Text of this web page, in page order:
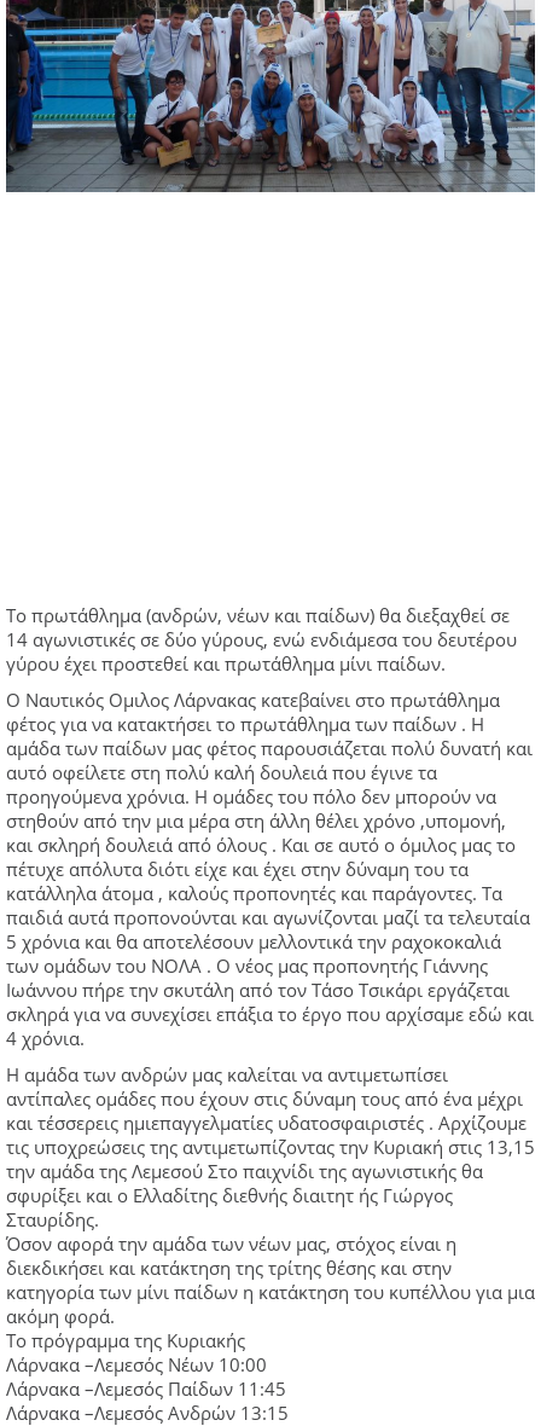
Το πρωτάθλημα (ανδρών, νέων και παίδων) θα διεξαχθεί σε
14 αγωνιστικές σε δύο γύρους, ενώ ενδιάμεσα του δευτέρου
γύρου έχει προστεθεί και πρωτάθλημα μίνι παίδων.
Ο Ναυτικός Ομιλος Λάρνακας κατεβαίνει στο πρωτάθλημα
φέτος για να κατακτήσει το πρωτάθλημα των παίδων . Η
αμάδα των παίδων μας φέτος παρουσιάζεται πολύ δυνατή και
αυτό οφείλετε στη πολύ καλή δουλειά που έγινε τα
προηγούμενα χρόνια. Η ομάδες του πόλο δεν μπορούν να
στηθούν από την μια μέρα στη άλλη θέλει χρόνο ,υπομονή,
και σκληρή δουλειά από όλους . Και σε αυτό ο όμιλος μας το
πέτυχε απόλυτα διότι είχε και έχει στην δύναμη του τα
κατάλληλα άτομα , καλούς προπονητές και παράγοντες. Τα
παιδιά αυτά προπονούνται και αγωνίζονται μαζί τα τελευταία
5 χρόνια και θα αποτελέσουν μελλοντικά την ραχοκοκαλιά
των ομάδων του ΝΟΛΑ . Ο νέος μας προπονητής Γιάννης
Ιωάννου πήρε την σκυτάλη από τον Τάσο Τσικάρι εργάζεται
σκληρά για να συνεχίσει επάξια το έργο που αρχίσαμε εδώ και
4 χρόνια.
Η αμάδα των ανδρών μας καλείται να αντιμετωπίσει
αντίπαλες ομάδες που έχουν στις δύναμη τους από ένα μέχρι
και τέσσερεις ημιεπαγγελματίες υδατοσφαιριστές . Αρχίζουμε
τις υποχρεώσεις της αντιμετωπίζοντας την Κυριακή στις 13,15
την αμάδα της Λεμεσού Στο παιχνίδι της αγωνιστικής θα
σφυρίξει και ο Ελλαδίτης διεθνής διαιτητ ής Γιώργος
Σταυρίδης.
Όσον αφορά την αμάδα των νέων μας, στόχος είναι η
διεκδικήσει και κατάκτηση της τρίτης θέσης και στην
κατηγορία των μίνι παίδων η κατάκτηση του κυπέλλου για μια
ακόμη φορά.
Το πρόγραμμα της Κυριακής
Λάρνακα –Λεμεσός Νέων 10:00
Λάρνακα –Λεμεσός Παίδων 11:45
Λάρνακα –Λεμεσός Ανδρών 13:15